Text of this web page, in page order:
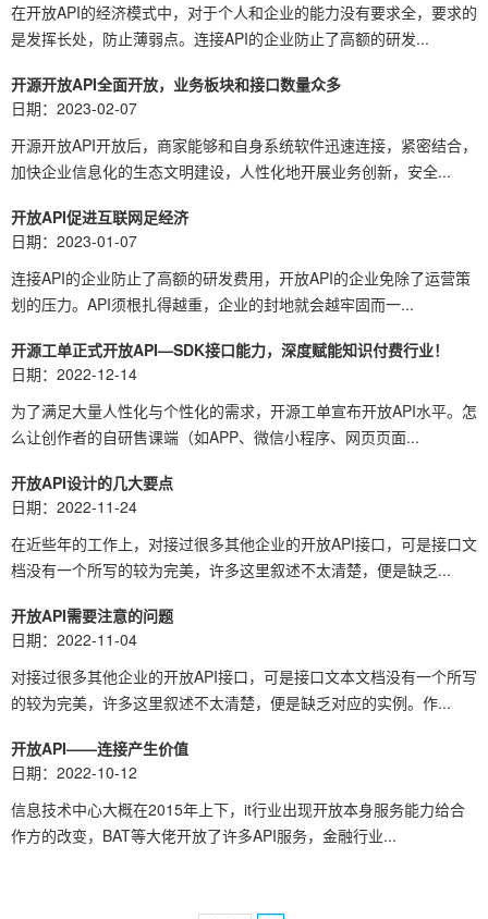
在开放API的经济模式中，对于个人和企业的能力没有要求全，要求的
是发挥长处，防止薄弱点。连接API的企业防止了高额的研发...
开源开放API全面开放，业务板块和接口数量众多
日期：2023-02-07
开源开放API开放后，商家能够和自身系统软件迅速连接，紧密结合，
加快企业信息化的生态文明建设，人性化地开展业务创新，安全...
开放API促进互联网足经济
日期：2023-01-07
连接API的企业防止了高额的研发费用，开放API的企业免除了运营策
划的压力。API须根扎得越重，企业的封地就会越牢固而一...
开源工单正式开放API—SDK接口能力，深度赋能知识付费行业！
日期：2022-12-14
为了满足大量人性化与个性化的需求，开源工单宣布开放API​水平。怎
么让创作者的自研售课端（如APP、微信小程序、网页页面...
开放API设计的几大要点
日期：2022-11-24
在近些年的工作上，对接过很多其他企业的开放API接口，可是接口文
档没有一个所写的较为完美，许多这里叙述不太清楚，便是缺乏...
开放API需要注意的问题
日期：2022-11-04
对接过很多其他企业的开放API接口，可是接口文本文档没有一个所写
的较为完美，许多这里叙述不太清楚，便是缺乏对应的实例。作...
开放API——连接产生价值
日期：2022-10-12
信息技术中心大概在2015年上下，it行业出现开放本身服务能力给合
作方的改变，BAT等大佬开放了许多API服务，金融行业...